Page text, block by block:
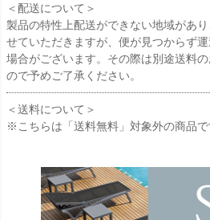
＜配送について＞
製品の特性上配送ができない地域があ
せていただきますが、便が見つからず
場合がございます。その際は別途送料
ので予めご了承ください。
＜送料について＞
※こちらは「送料無料」対象外の商品で